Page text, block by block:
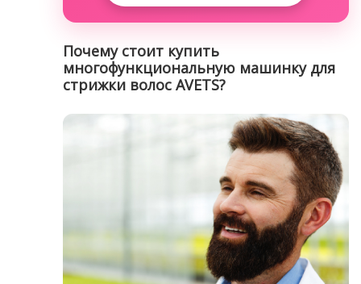
Почему стоит купить
многофункциональную машинку для
стрижки волос AVETS?